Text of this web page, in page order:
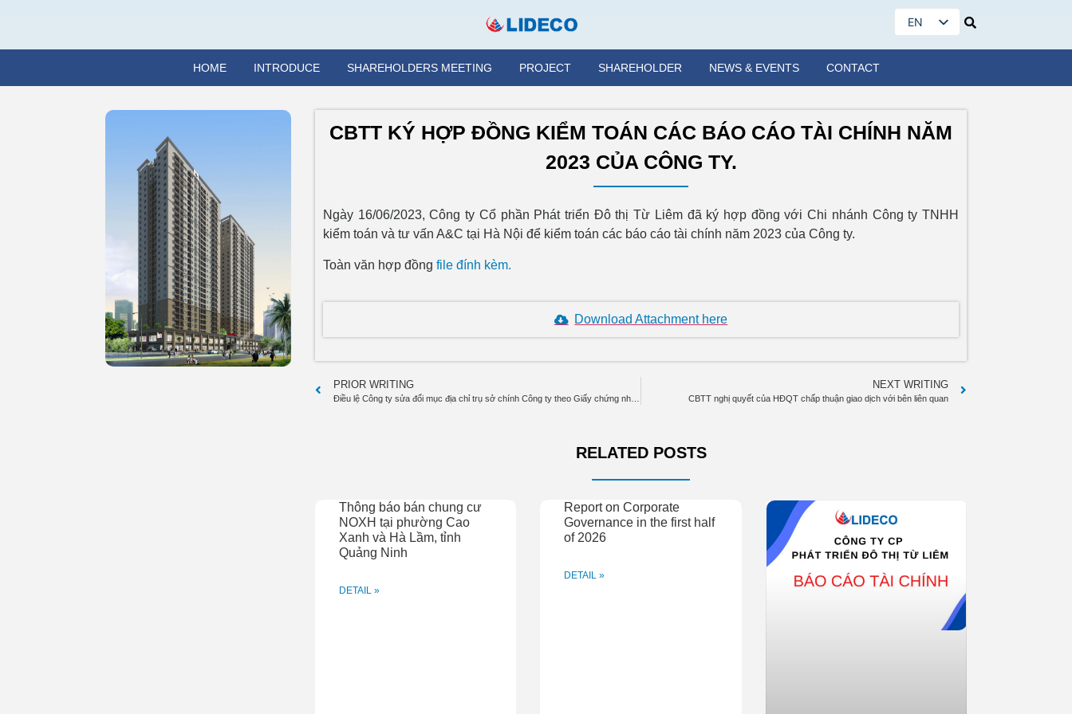
EN
VI
HOME INTRODUCE SHAREHOLDERS MEETING PROJECT SHAREHOLDER NEWS & EVENTS CONTACT
CBTT KÝ HỢP ĐỒNG KIỂM TOÁN CÁC BÁO CÁO TÀI CHÍNH NĂM
2023 CỦA CÔNG TY.
Ngày 16/06/2023, Công ty Cổ phần Phát triển Đô thị Từ Liêm đã ký hợp đồng với Chi nhánh Công ty TNHH
kiểm toán và tư vấn A&C tại Hà Nội để kiểm toán các báo cáo tài chính năm 2023 của Công ty.
Toàn văn hợp đồng file đính kèm.
Download Attachment here
PRIOR WRITING NEXT WRITING
CBTT nghị quyết của HĐQT chấp thuận giao dịch với bên liên quan
RELATED POSTS
Thông báo bán chung cư
NOXH tại phường Cao
Xanh và Hà Lầm, tỉnh
Quảng Ninh
DETAIL »
Report on Corporate
Governance in the first half
of 2026
DETAIL »